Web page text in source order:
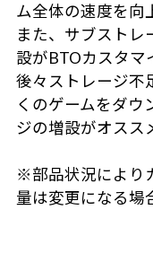
ム全体の速度を向
また、サブストレ
設がBTOカスタマ
後々ストレージ不
くのゲームをダウ
ジの増設がオスス
※部品状況により
量は変更になる場